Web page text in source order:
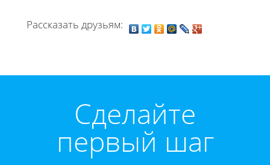
Рассказать друзьям:
Cделайте
первый шаг